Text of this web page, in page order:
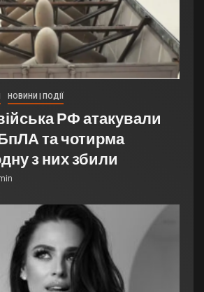
НОВИНИ | ПОДІЇ
РФ атакували
БпЛА та чотирма
з них збили